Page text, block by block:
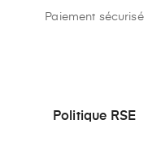
Paiement sécurisé
Politique RSE